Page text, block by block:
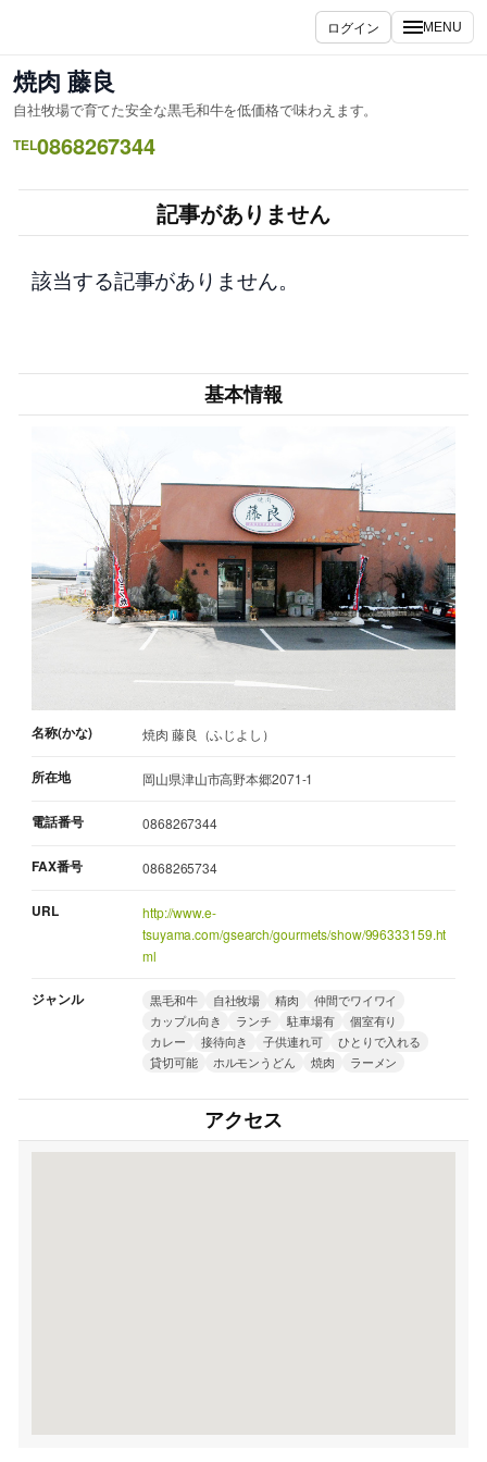
を
ス
キ
ッ
ログイン MENU
焼肉 藤良
自社牧場で育てた安全な黒毛和牛を低価格で味わえます。
TEL0868267344
記事がありません
該当する記事がありません。
基本情報
名称(かな) 焼肉 藤良（ふじよし）
所在地 岡山県津山市高野本郷2071-1
電話番号 0868267344
FAX番号 0868265734
URL
http://www.e-
tsuyama.com/gsearch/gourmets/show/996333159.ht
ml
ジャンル 黒毛和牛 自社牧場 精肉
仲間でワイワイ
カップル向き
ランチ 駐車場有
個室有り
カレー
接待向き 子供連れ可
ひとりで入れる
貸切可能
ホルモンうどん 焼肉 ラーメン
アクセス